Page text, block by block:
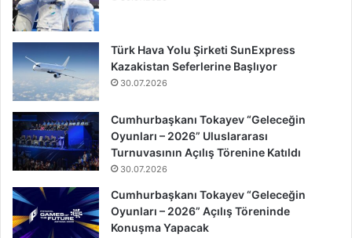
Türk Hava Yolu Şirketi SunExpress
Kazakistan Seferlerine Başlıyor
30.07.2026
Cumhurbaşkanı Tokayev “Geleceğin
Oyunları – 2026” Uluslararası
Turnuvasının Açılış Törenine Katıldı
30.07.2026
Cumhurbaşkanı Tokayev “Geleceğin
Oyunları – 2026” Açılış Töreninde
Konuşma Yapacak